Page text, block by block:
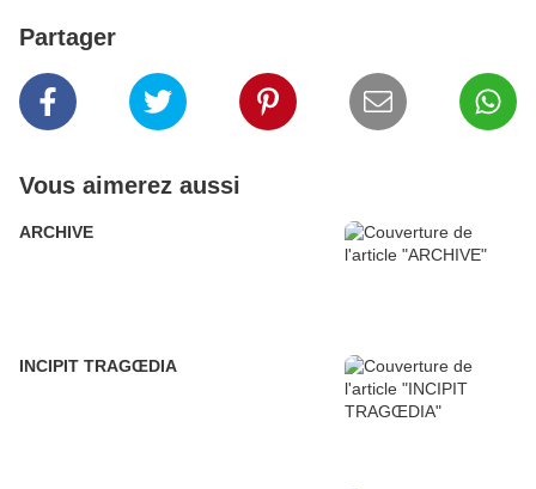
Partager
Vous aimerez aussi
ARCHIVE
INCIPIT TRAGŒDIA